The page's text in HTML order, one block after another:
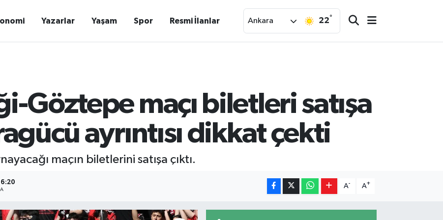
Yazarlar Yaşam Spor Resmi İlanlar Ankara 22°
Göztepe maçı biletleri satışa
ayrıntısı dikkat çekti
maçın biletlerini satışa çıktı.
A- A+